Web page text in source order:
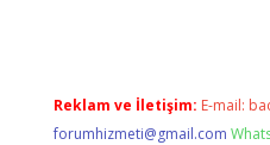
Reklam ve İletişim: E-mail:
forumhizmeti@gmail.com